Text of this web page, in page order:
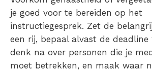
je goed voor te bereiden op het
instructiegesprek. Zet de
een rij, bepaal alvast de deadline
denk na over personen die je
moet betrekken, en maak waar